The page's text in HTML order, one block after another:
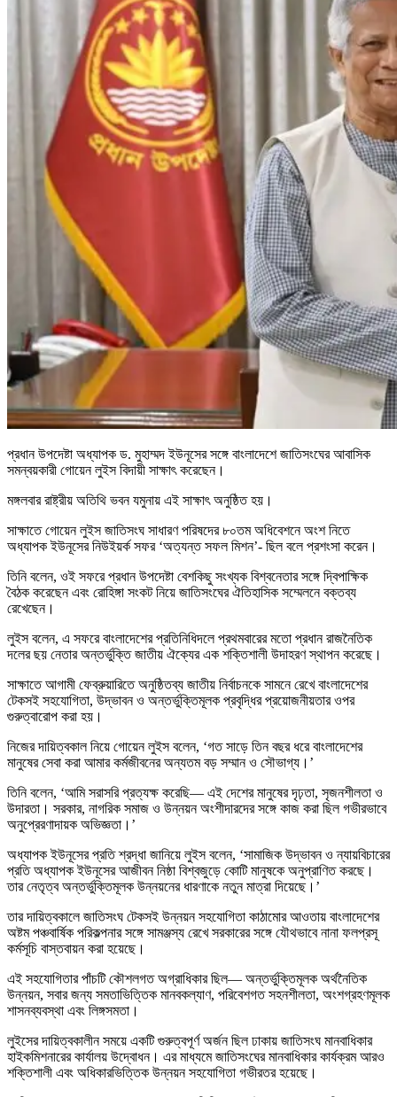
প্রধান উপদেষ্টা অধ্যাপক ড. মুহাম্মদ ইউনূসের সঙ্গে বাংলাদেশে জাতিসংঘের আবাসিক
সমন্বয়কারী গোয়েন লুইস বিদায়ী সাক্ষাৎ করেছেন।
মঙ্গলবার রাষ্ট্রীয় অতিথি ভবন যমুনায় এই সাক্ষাৎ অনুষ্ঠিত হয়।
সাক্ষাতে গোয়েন লুইস জাতিসংঘ সাধারণ পরিষদের ৮০তম অধিবেশনে অংশ নিতে
অধ্যাপক ইউনূসের নিউইয়র্ক সফর ‘অত্যন্ত সফল মিশন’- ছিল বলে প্রশংসা করেন।
তিনি বলেন, ওই সফরে প্রধান উপদেষ্টা বেশকিছু সংখ্যক বিশ্বনেতার সঙ্গে দ্বিপাক্ষিক
বৈঠক করেছেন এবং রোহিঙ্গা সংকট নিয়ে জাতিসংঘের ঐতিহাসিক সম্মেলনে বক্তব্য
রেখেছেন।
লুইস বলেন, এ সফরে বাংলাদেশের প্রতিনিধিদলে প্রথমবারের মতো প্রধান রাজনৈতিক
দলের ছয় নেতার অন্তর্ভুক্তি জাতীয় ঐক্যের এক শক্তিশালী উদাহরণ স্থাপন করেছে।
সাক্ষাতে আগামী ফেব্রুয়ারিতে অনুষ্ঠিতব্য জাতীয় নির্বাচনকে সামনে রেখে বাংলাদেশের
টেকসই সহযোগিতা, উদ্ভাবন ও অন্তর্ভুক্তিমূলক প্রবৃদ্ধির প্রয়োজনীয়তার ওপর
গুরুত্বারোপ করা হয়।
নিজের দায়িত্বকাল নিয়ে গোয়েন লুইস বলেন, ‘গত সাড়ে তিন বছর ধরে বাংলাদেশের
মানুষের সেবা করা আমার কর্মজীবনের অন্যতম বড় সম্মান ও সৌভাগ্য।’
তিনি বলেন, ‘আমি সরাসরি প্রত্যক্ষ করেছি— এই দেশের মানুষের দৃঢ়তা, সৃজনশীলতা ও
উদারতা। সরকার, নাগরিক সমাজ ও উন্নয়ন অংশীদারদের সঙ্গে কাজ করা ছিল গভীরভাবে
অনুপ্রেরণাদায়ক অভিজ্ঞতা।’
অধ্যাপক ইউনূসের প্রতি শ্রদ্ধা জানিয়ে লুইস বলেন, ‘সামাজিক উদ্ভাবন ও ন্যায়বিচারের
প্রতি অধ্যাপক ইউনূসের আজীবন নিষ্ঠা বিশ্বজুড়ে কোটি মানুষকে অনুপ্রাণিত করছে।
তার নেতৃত্ব অন্তর্ভুক্তিমূলক উন্নয়নের ধারণাকে নতুন মাত্রা দিয়েছে।’
তার দায়িত্বকালে জাতিসংঘ টেকসই উন্নয়ন সহযোগিতা কাঠামোর আওতায় বাংলাদেশের
অষ্টম পঞ্চবার্ষিক পরিকল্পনার সঙ্গে সামঞ্জস্য রেখে সরকারের সঙ্গে যৌথভাবে নানা ফলপ্রসূ
কর্মসূচি বাস্তবায়ন করা হয়েছে।
এই সহযোগিতার পাঁচটি কৌশলগত অগ্রাধিকার ছিল— অন্তর্ভুক্তিমূলক অর্থনৈতিক
উন্নয়ন, সবার জন্য সমতাভিত্তিক মানবকল্যাণ, পরিবেশগত সহনশীলতা, অংশগ্রহণমূলক
শাসনব্যবস্থা এবং লিঙ্গসমতা।
লুইসের দায়িত্বকালীন সময়ে একটি গুরুত্বপূর্ণ অর্জন ছিল ঢাকায় জাতিসংঘ মানবাধিকার
হাইকমিশনারের কার্যালয় উদ্বোধন। এর মাধ্যমে জাতিসংঘের মানবাধিকার কার্যক্রম আরও
শক্তিশালী এবং অধিকারভিত্তিক উন্নয়ন সহযোগিতা গভীরতর হয়েছে।